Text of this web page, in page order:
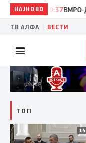
НАЈНОВО
10:37 ВМРО-
ТВ АЛФА ВЕСТИ
ТОП
15:20